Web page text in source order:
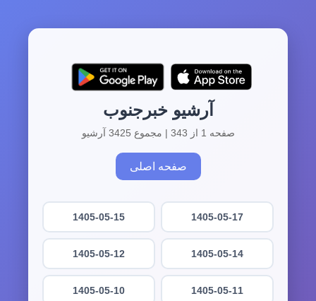
آرشیو خبرجنوب
صفحه 1 از 343 | مجموع 3425 آرشیو
صفحه اصلی
1405-05-17
1405-05-15
1405-05-14
1405-05-12
1405-05-11
1405-05-10